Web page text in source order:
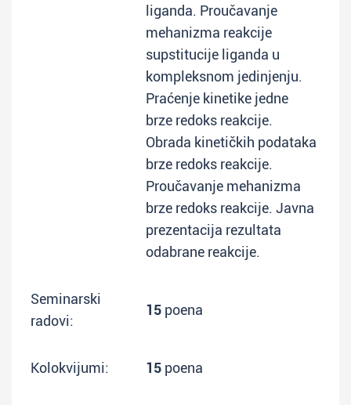
liganda. Proučavanje
mehanizma reakcije
supstitucije liganda u
kompleksnom jedinjenju.
Praćenje kinetike jedne
brze redoks reakcije.
Obrada kinetičkih podataka
brze redoks reakcije.
Proučavanje mehanizma
brze redoks reakcije. Javna
prezentacija rezultata
odabrane reakcije.
Seminarski
radovi:
15 poena
Kolokvijumi: 15 poena